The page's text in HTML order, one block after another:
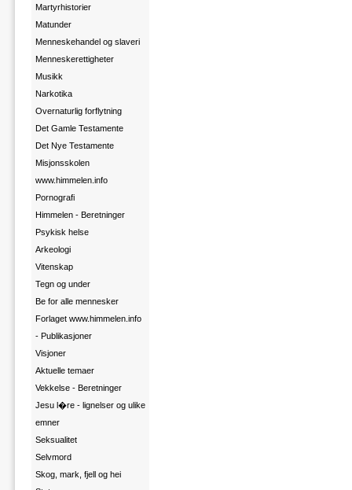
Martyrhistorier
Matunder
Menneskehandel og slaveri
Menneskerettigheter
Musikk
Narkotika
Overnaturlig forflytning
Det Gamle Testamente
Det Nye Testamente
Misjonsskolen
www.himmelen.info
Pornografi
Himmelen - Beretninger
Psykisk helse
Arkeologi
Vitenskap
Tegn og under
Be for alle mennesker
Forlaget www.himmelen.info
- Publikasjoner
Visjoner
Aktuelle temaer
Vekkelse - Beretninger
Jesu l�re - lignelser og ulike
emner
Seksualitet
Selvmord
Skog, mark, fjell og hei